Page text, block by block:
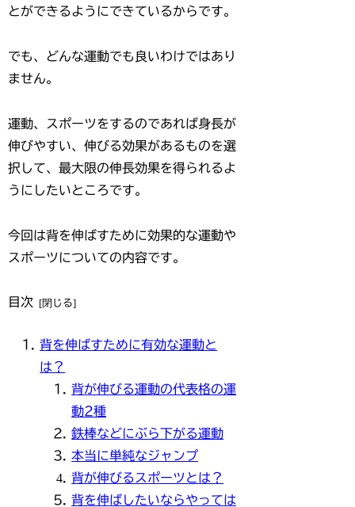
とができるようにできているからです。
でも、 どんな運動でも良いわけではあり
ません。
運動、スポーツをするのであれば身長が
伸びやすい、伸びる効果があるものを選
択して、最大限の伸長効果を得られるよ
うにしたいところです。
今回は背を伸ばすために効果的な運動や
スポーツについての内容です。
目次
背を伸ばすために有効な運動と
は？
背が伸びる運動の代表格の運
動2種
鉄棒などにぶら下がる運動
本当に単純なジャンプ
背が伸びるスポーツとは？
背を伸ばしたいならやっては